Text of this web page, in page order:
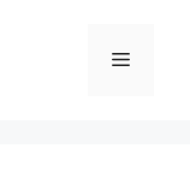
選